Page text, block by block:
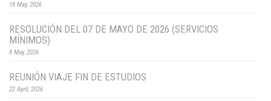
18 May, 2026
RESOLUCIÓN DEL 07 DE MAYO DE 2026 (SERVICIOS
MÍNIMOS)
8 May, 2026
REUNIÓN VIAJE FIN DE ESTUDIOS
22 April, 2026